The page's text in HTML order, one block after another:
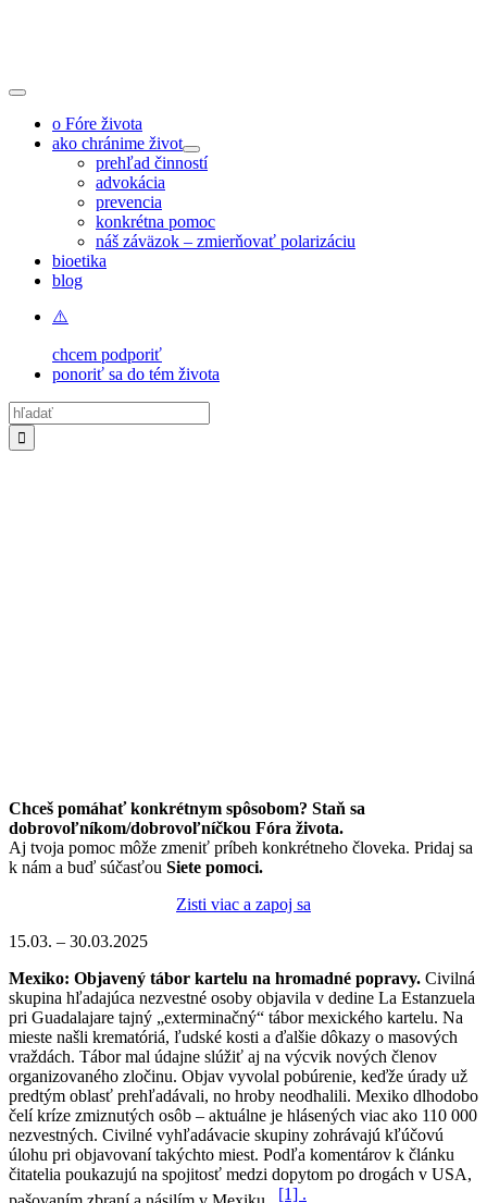
Toggle
Navigationo Fóre života
ako chránime život
prehľad činností
advokácia
prevencia
konkrétna pomoc
náš záväzok – zmierňovať polarizáciu
bioetika
blog
chcem podporiť
ponoriť sa do tém života
Hľadať:
Chceš pomáhať konkrétnym spôsobom? Staň sa
dobrovoľníkom/dobrovoľníčkou Fóra života.
Aj tvoja pomoc môže zmeniť príbeh konkrétneho človeka. Pridaj sa
k nám a buď súčasťou Siete pomoci.
Zisti viac a zapoj sa
15.03. – 30.03.2025
Mexiko: Objavený tábor kartelu na hromadné popravy. Civilná
skupina hľadajúca nezvestné osoby objavila v dedine La Estanzuela
pri Guadalajare tajný „exterminačný“ tábor mexického kartelu. Na
mieste našli krematóriá, ľudské kosti a ďalšie dôkazy o masových
vraždách. Tábor mal údajne slúžiť aj na výcvik nových členov
organizovaného zločinu. Objav vyvolal pobúrenie, keďže úrady už
predtým oblasť prehľadávali, no hroby neodhalili. Mexiko dlhodobo
čelí kríze zmiznutých osôb – aktuálne je hlásených viac ako 110 000
nezvestných. Civilné vyhľadávacie skupiny zohrávajú kľúčovú
úlohu pri objavovaní takýchto miest. Podľa komentárov k článku
čitatelia poukazujú na spojitosť medzi dopytom po drogách v USA,
[1] .